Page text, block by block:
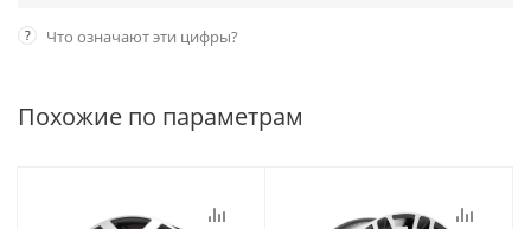
? Что означают эти цифры?
Похожие по параметрам